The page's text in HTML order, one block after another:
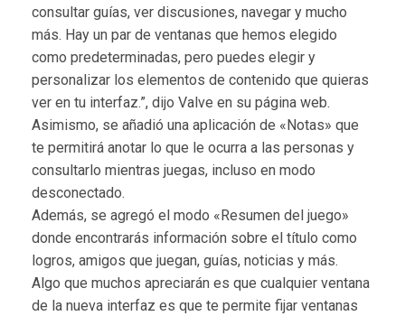
consultar guías, ver discusiones, navegar y mucho
más. Hay un par de ventanas que hemos elegido
como predeterminadas, pero puedes elegir y
personalizar los elementos de contenido que quieras
ver en tu interfaz.”, dijo Valve en su página web.
Asimismo, se añadió una aplicación de «Notas» que
te permitirá anotar lo que le ocurra a las personas y
consultarlo mientras juegas, incluso en modo
desconectado.
Además, se agregó el modo «Resumen del juego»
donde encontrarás información sobre el título como
logros, amigos que juegan, guías, noticias y más.
Algo que muchos apreciarán es que cualquier ventana
de la nueva interfaz es que te permite fijar ventanas